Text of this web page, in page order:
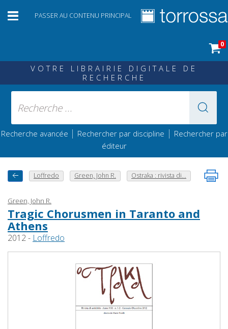
PASSER AU CONTENU PRINCIPAL
0
VOTRE LIBRAIRIE DIGITALE DE
RECHERCHE
Recherche avancée | Rechercher par discipline | Rechercher par
éditeur
Loffredo Green, John R. Ostraka : rivista di...
Green, John R.
Tragic Chorusmen in Taranto and
Athens
2012 - Loffredo